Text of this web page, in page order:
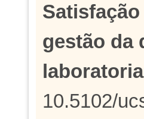
gestão da
10.5102/